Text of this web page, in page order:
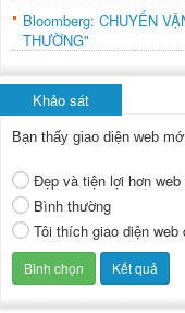
Bloomberg: CHUYẾN
THƯỜNG"
Khảo sát
Bạn thấy giao diện web
Đẹp và tiện lợi hơn web
Bình thường
Tôi thích giao diện web